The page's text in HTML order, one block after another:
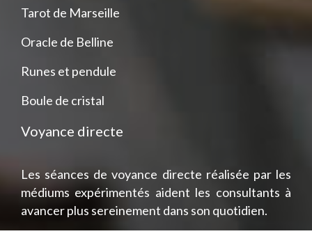
Tarot de Marseille
Oracle de Belline
Runes et pendule
Boule de cristal
Voyance directe
Les séances de voyance directe réalisée par les
médiums expérimentés aident les consultants à
avancer plus sereinement dans son quotidien.